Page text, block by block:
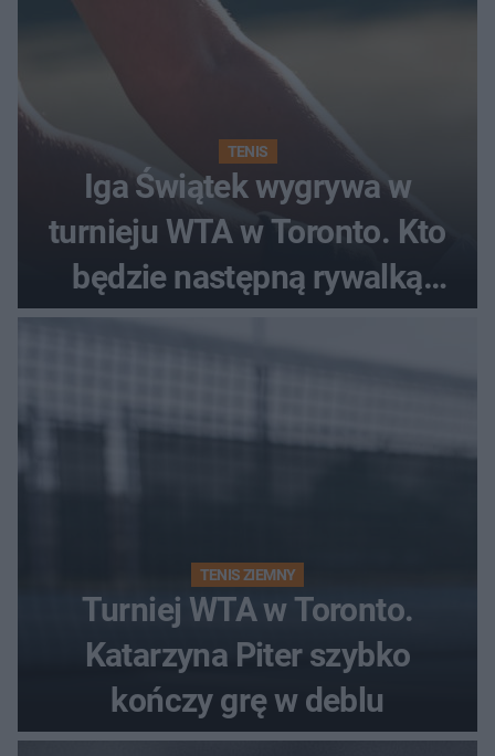
TENIS
Iga Świątek wygrywa w
turnieju WTA w Toronto. Kto
będzie następną rywalką
TENIS ZIEMNY
Turniej WTA w Toronto.
Katarzyna Piter szybko
kończy grę w deblu